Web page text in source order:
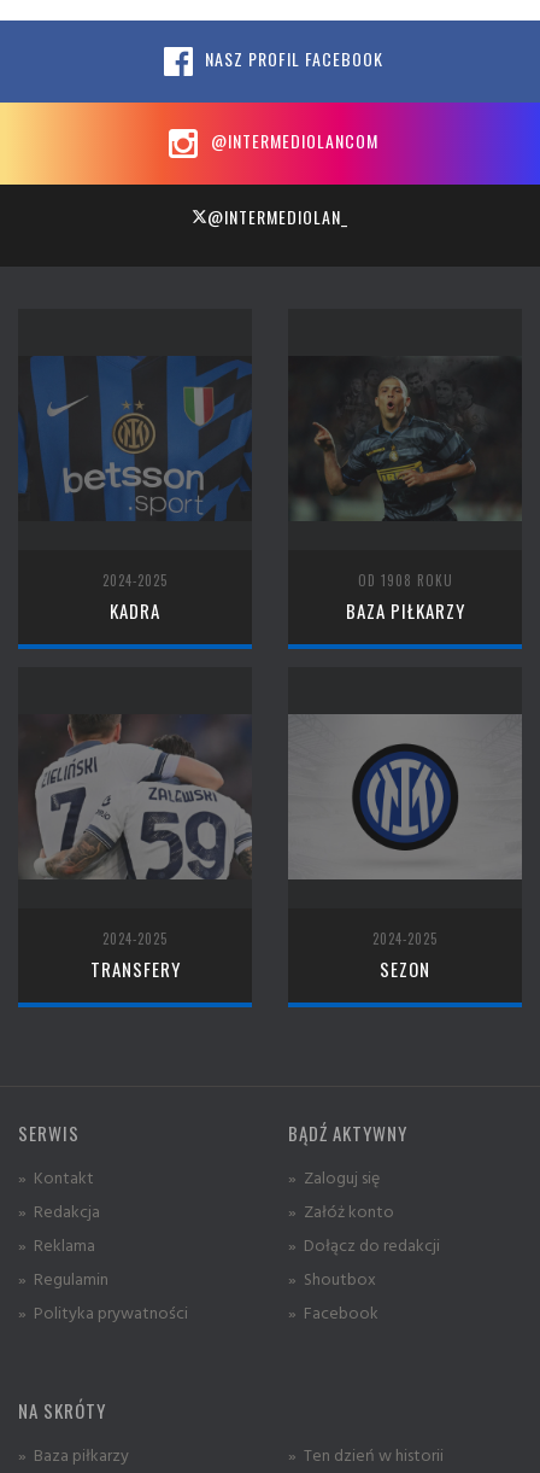
NASZ PROFIL FACEBOOK
@INTERMEDIOLANCOM
@INTERMEDIOLAN_
2024-2025
KADRA
OD 1908 ROKU
BAZA PIŁKARZY
2024-2025
TRANSFERY
2024-2025
SEZON
SERWIS
» Kontakt
» Redakcja
» Reklama
» Regulamin
» Polityka prywatności
BĄDŹ AKTYWNY
» Zaloguj się
» Załóż konto
» Dołącz do redakcji
» Shoutbox
» Facebook
NA SKRÓTY
» Baza piłkarzy » Ten dzień w historii